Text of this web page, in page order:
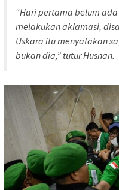
“Hari pertama belum
melakukan aklamasi,
Uskara itu menyatakan
bukan dia,” tutur Husnan.